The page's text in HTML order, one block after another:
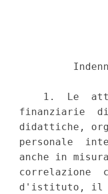
1.  Le
finanziarie
didattiche,
personale
anche in
correlazione
d'istituto, il